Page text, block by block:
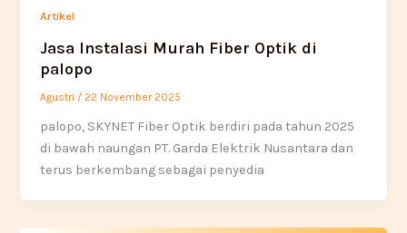
Artikel
Jasa Instalasi Murah Fiber Optik di
palopo
Agustri / 22 November 2025
palopo, SKYNET Fiber Optik berdiri pada tahun 2025
di bawah naungan PT. Garda Elektrik Nusantara dan
terus berkembang sebagai penyedia